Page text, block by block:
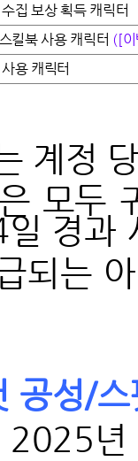
집 보상 획득 캐릭터
킬북 사용 캐릭터 ([이
용 캐릭터
계정
모두
경과
되는
성/
2025